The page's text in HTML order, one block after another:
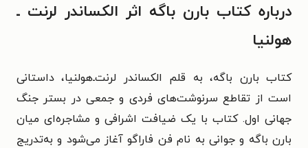
درباره کتاب بارن باگه اثر الکساندر لرنت ـ
هولنیا
کتاب بارن باگه، به قلم الکساندر لرنت‌ـ‌هولنیا، داستانی
است از تقاطع سرنوشت‌های فردی و جمعی در بستر جنگ
جهانی اول. کتاب با یک ضیافت اشرافی و مشاجره‌ای میان
بارن باگه و جوانی به نام فن فاراگو آغاز می‌شود و به‌تدریج